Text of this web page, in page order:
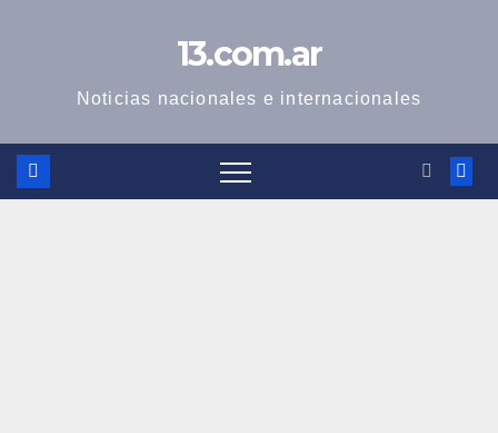
13.com.ar
Noticias nacionales e internacionales